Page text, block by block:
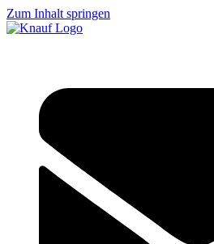
Zum Inhalt springen